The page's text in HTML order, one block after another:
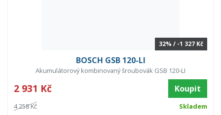
32% / -1 327 Kč
BOSCH GSB 120-LI
Akumulátorový kombinovaný šroubovák GSB 120-LI
2 931 Kč Koupit
4 258 Kč Skladem